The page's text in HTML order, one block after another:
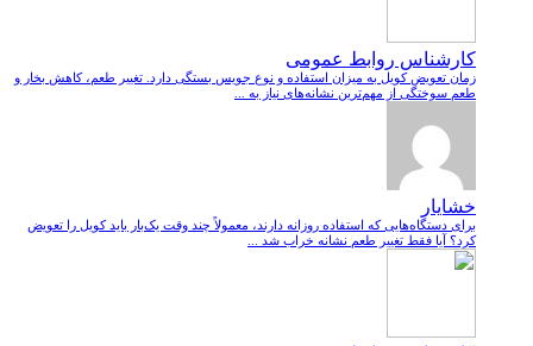
کارشناس روابط عمومی
زمان تعویض کویل به میزان استفاده و نوع جویس بستگی دارد. تغییر طعم، کاهش بخار و
طعم سوختگی از مهم‌ترین نشانه‌های نیاز به ...
خشایار
برای دستگاه‌هایی که استفاده روزانه دارند، معمولاً چند وقت یک‌بار باید کویل را تعویض
کرد؟ آیا فقط تغییر طعم نشانه خراب شد ...